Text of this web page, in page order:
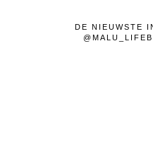
DE NIEUWSTE